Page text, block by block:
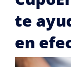
te
en